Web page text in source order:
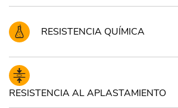
RESISTENCIA QUÍMICA
RESISTENCIA AL APLASTAMIENTO